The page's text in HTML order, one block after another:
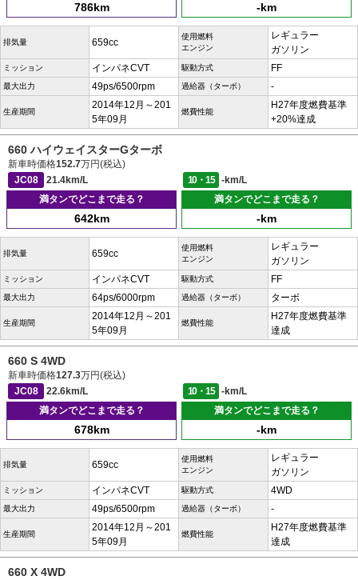
786km -km
排気量 659cc
使用燃料
エンジン
レギュラー
ガソリン
ミッション インパネCVT 駆動方式 FF
最大出力 49ps/6500rpm 過給器（ターボ） -
生産期間
2014年12月～201
5年09月
燃費性能
H27年度燃費基準
+20%達成
660 ハイウェイスターGターボ
新車時価格152.7万円(税込)
JC08
21.4km/L 10・15
-km/L
満タンでどこまで走る？
642km
満タンでどこまで走る？
-km
排気量 659cc
使用燃料
エンジン
レギュラー
ガソリン
ミッション インパネCVT 駆動方式 FF
最大出力 64ps/6000rpm 過給器（ターボ） ターボ
生産期間
2014年12月～201
5年09月
燃費性能
H27年度燃費基準
達成
660 S 4WD
新車時価格127.3万円(税込)
JC08
22.6km/L 10・15
-km/L
満タンでどこまで走る？
678km
満タンでどこまで走る？
-km
排気量 659cc
使用燃料
エンジン
レギュラー
ガソリン
ミッション インパネCVT 駆動方式 4WD
最大出力 49ps/6500rpm 過給器（ターボ） -
生産期間
2014年12月～201
5年09月
燃費性能
H27年度燃費基準
達成
660 X 4WD